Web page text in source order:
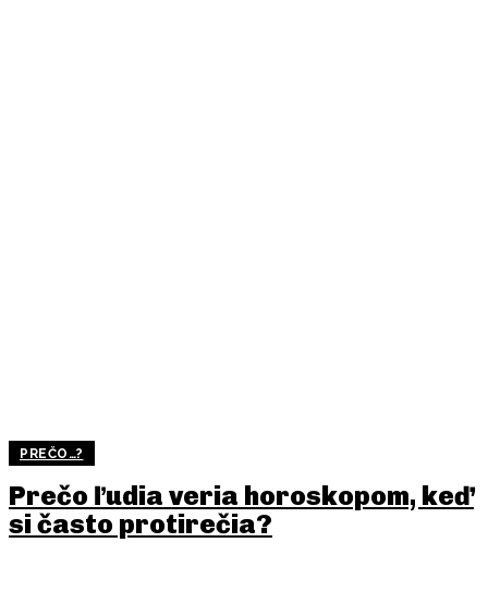
PREČO…?
Prečo ľudia veria horoskopom, keď
si často protirečia?